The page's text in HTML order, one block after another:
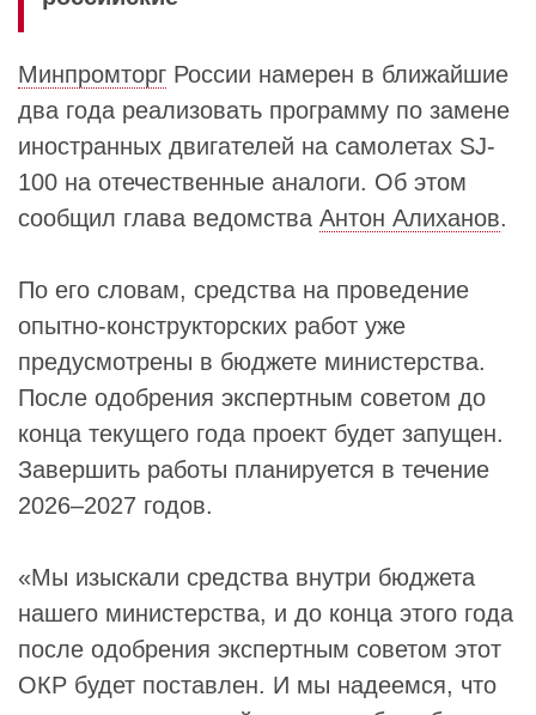
Минпромторг России намерен в ближайшие
два года реализовать программу по замене
иностранных двигателей на самолетах SJ-
100 на отечественные аналоги. Об этом
сообщил глава ведомства Антон Алиханов.
По его словам, средства на проведение
опытно-конструкторских работ уже
предусмотрены в бюджете министерства.
После одобрения экспертным советом до
конца текущего года проект будет запущен.
Завершить работы планируется в течение
2026–2027 годов.
«Мы изыскали средства внутри бюджета
нашего министерства, и до конца этого года
после одобрения экспертным советом этот
ОКР будет поставлен. И мы надеемся, что